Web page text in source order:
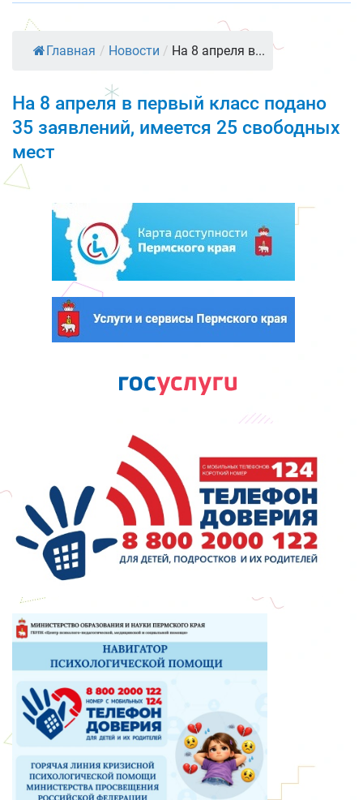
Главная / Новости / На 8 апреля в...
На 8 апреля в первый класс подано
35 заявлений, имеется 25 свободных
мест